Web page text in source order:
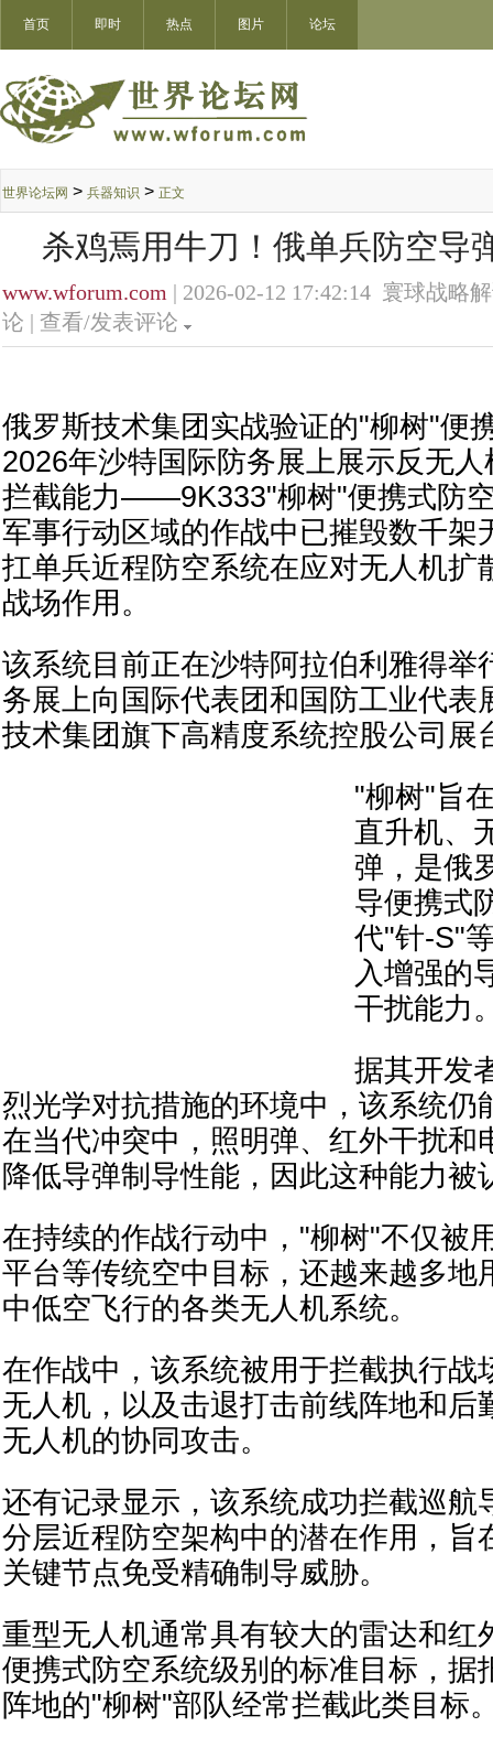
首页 即时 热点 图片 论坛
世界论坛网 > 兵器知识 > 正文
杀鸡焉用牛刀！俄单兵防空导
www.wforum.com | 2026-02-12 17:42:14 寰球战略
论 | 查看/发表评论
俄罗斯技术集团实战验证的"柳树"便
2026年沙特国际防务展上展示反无
拦截能力——9K333"柳树"便携式防
军事行动区域的作战中已摧毁数千架
扛单兵近程防空系统在应对无人机扩
战场作用。
该系统目前正在沙特阿拉伯利雅得举
务展上向国际代表团和国防工业代表
技术集团旗下高精度系统控股公司展
"柳树"旨
直升机、
弹，是俄
导便携式
代"针-S"
入增强的
干扰能力
据其开发
烈光学对抗措施的环境中，该系统仍
在当代冲突中，照明弹、红外干扰和
降低导弹制导性能，因此这种能力被
在持续的作战行动中，"柳树"不仅被
平台等传统空中目标，还越来越多地
中低空飞行的各类无人机系统。
在作战中，该系统被用于拦截执行战
无人机，以及击退打击前线阵地和后
无人机的协同攻击。
还有记录显示，该系统成功拦截巡航
分层近程防空架构中的潜在作用，旨
关键节点免受精确制导威胁。
重型无人机通常具有较大的雷达和红
便携式防空系统级别的标准目标，据
阵地的"柳树"部队经常拦截此类目标